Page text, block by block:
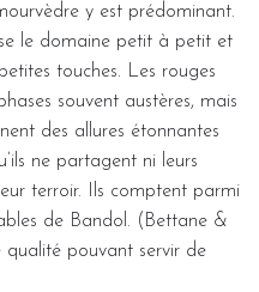
y est prédominant.
le domaine petit à petit et
touches. Les rouges
souvent austères, mais
des allures étonnantes
ne partagent ni leurs
terroir. Ils comptent parmi
de Bandol. (Bettane &
qualité pouvant servir de